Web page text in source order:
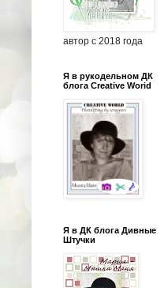
автор с 2018 года
Я в рукодельном ДК
блога Creative Worid
Я в ДК блога Дивные
Штучки